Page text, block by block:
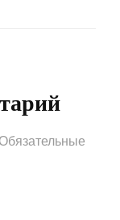
Обязательные